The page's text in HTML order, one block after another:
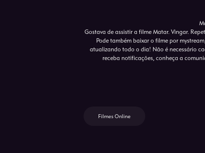
Gostava de assistir a filme Matar. Vingar.
Pode também baixar o filme por
atualizando todo o dia! Não é necessário
receba notificações, conheça a
Filmes Online